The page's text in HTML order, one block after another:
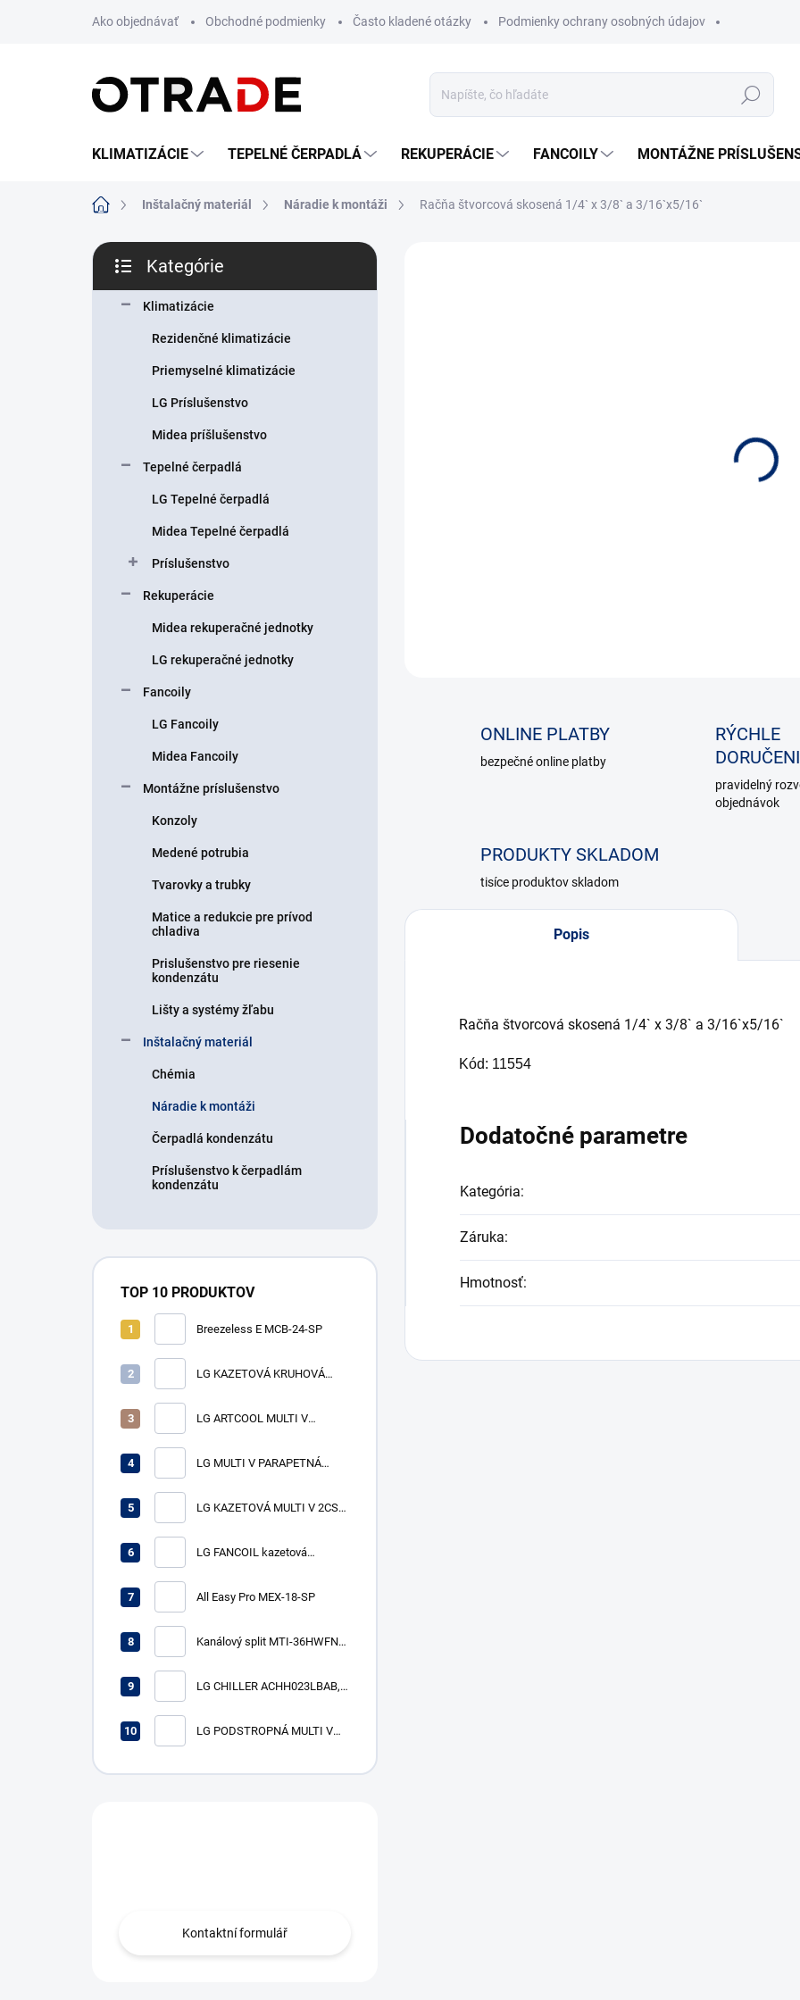
Ako objednávať Obchodné podmienky Často kladené otázky Podmienky ochrany osobných údajov
Hľadať
KLIMATIZÁCIE TEPELNÉ ČERPADLÁ REKUPERÁCIE FANCOILY MONTÁŽNE
DomovInštalačný materiál Náradie k montáži Račňa štvorcová skosená 1/4` x 3/8` a 3/16`x5/16`
B
č
kategórie
Kategórie
Klimatizácie
Rezidenčné klimatizácie
Priemyselné klimatizácie
LG Príslušenstvo
Midea príšlušenstvo
Tepelné čerpadlá
LG Tepelné čerpadlá
Midea Tepelné čerpadlá
Príslušenstvo
Rekuperácie
Midea rekuperačné jednotky
LG rekuperačné jednotky
Fancoily
LG Fancoily
Midea Fancoily
Montážne príslušenstvo
Konzoly
Medené potrubia
Tvarovky a trubky
Matice a redukcie pre prívod
chladiva
Prislušenstvo pre riesenie
kondenzátu
Lišty a systémy žľabu
Inštalačný materiál
Chémia
Náradie k montáži
Čerpadlá kondenzátu
Príslušenstvo k čerpadlám
kondenzátu
TOP 10 PRODUKTOV
Breezeless E MCB-24-SP
LG KAZETOVÁ KRUHOVÁ
7,1/8,0 kW
LG ARTCOOL MULTI V
4,5/5,0 kW
LG MULTI V PARAPETNÁ
VÝKON CH/V 2,2/2,5 kW
LG KAZETOVÁ MULTI V 2CST-
3,6/4,0 kW
LG FANCOIL kazetová
All Easy Pro MEX-18-SP
Kanálový split MTI-36HWFN8-
LG CHILLER ACHH023LBAB,
LG PODSTROPNÁ MULTI V
5,6/6,3 kW
Kontaktní formulář
ONLINE PLATBY
bezpečné online platby
RÝCHLE
pravidelný
objednávok
PRODUKTY SKLADOM
tisíce produktov skladom
Popis
Račňa štvorcová skosená 1/4` x 3/8` a 3/16`x5/16`
Kód: 11554
Dodatočné parametre
Kategória:
Záruka:
Hmotnosť: